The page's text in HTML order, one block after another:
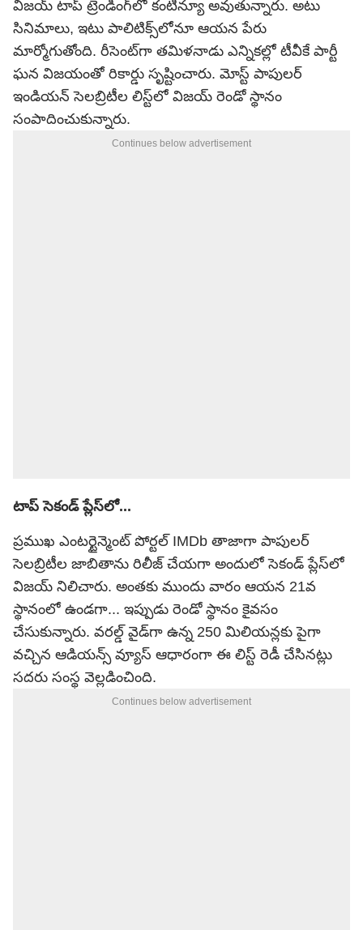
విజయ్ టాప్ ట్రెండింగ్‌లో కంటిన్యూ అవుతున్నారు. అటు
సినిమాలు, ఇటు పాలిటిక్స్‌లోనూ ఆయన పేరు
మార్మోగుతోంది. రీసెంట్‌గా తమిళనాడు ఎన్నికల్లో టీవీకే పార్టీ
ఘన విజయంతో రికార్డు సృష్టించారు. మోస్ట్ పాపులర్
ఇండియన్ సెలబ్రిటీల లిస్ట్‌లో విజయ్ రెండో స్థానం
సంపాదించుకున్నారు.
Continues below advertisement
టాప్ సెకండ్ ప్లేస్‌లో...
ప్రముఖ ఎంటర్టైన్మెంట్ పోర్టల్ IMDb తాజాగా పాపులర్
సెలబ్రిటీల జాబితాను రిలీజ్ చేయగా అందులో సెకండ్ ప్లేస్‌లో
విజయ్ నిలిచారు. అంతకు ముందు వారం ఆయన 21వ
స్థానంలో ఉండగా... ఇప్పుడు రెండో స్థానం కైవసం
చేసుకున్నారు. వరల్డ్ వైడ్‌గా ఉన్న 250 మిలియన్లకు పైగా
వచ్చిన ఆడియన్స్ వ్యూస్ ఆధారంగా ఈ లిస్ట్ రెడీ చేసినట్లు
సదరు సంస్థ వెల్లడించింది.
Continues below advertisement